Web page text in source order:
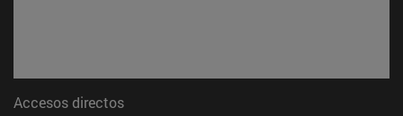
Accesos directos